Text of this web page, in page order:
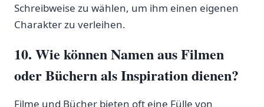
Schreibweise zu⁤ wählen, um ihm einen eigenen⁢
Charakter zu‍ verleihen.
10. ⁢Wie können Namen ⁢aus Filmen ​
oder Büchern als Inspiration dienen?
Filme‍ und‍ Bücher bieten⁣ oft eine Fülle⁢ von